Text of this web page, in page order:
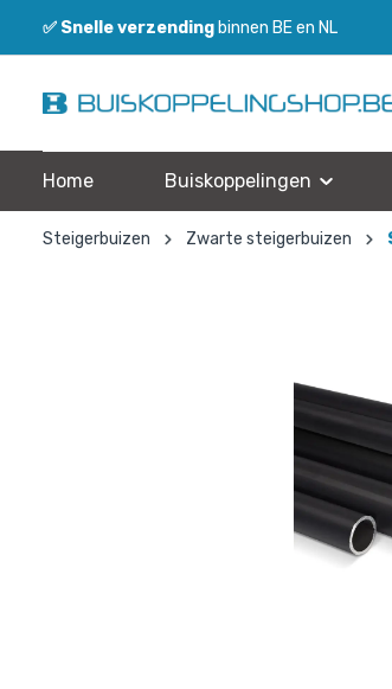
✅ Snelle verzending binnen BE en NL
Home Buiskoppelingen
Steigerbuizen Zwarte steigerbuizen